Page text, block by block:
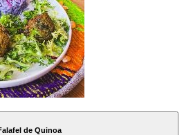
de Quinoa